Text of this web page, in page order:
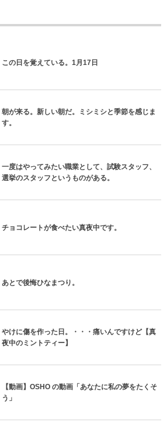
この日を覚えている。1月17日
朝が来る。新しい朝だ。ミシミシと季節を感じま
す。
一度はやってみたい職業として、試験スタッフ、
選挙のスタッフというものがある。
チョコレートが食べたい真夜中です。
あとで後悔ひなまつり。
やけに傷を作った日。・・・痛いんですけど【真
夜中のミントティー】
【動画】OSHO の動画「あなたに私の夢をたくそ
う」